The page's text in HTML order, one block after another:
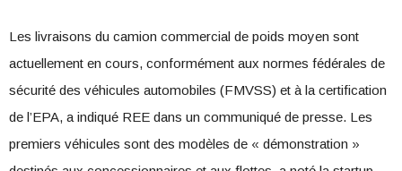
Les livraisons du camion commercial de poids moyen sont
actuellement en cours, conformément aux normes fédérales de
sécurité des véhicules automobiles (FMVSS) et à la certification
de l’EPA, a indiqué REE dans un communiqué de presse. Les
premiers véhicules sont des modèles de « démonstration »